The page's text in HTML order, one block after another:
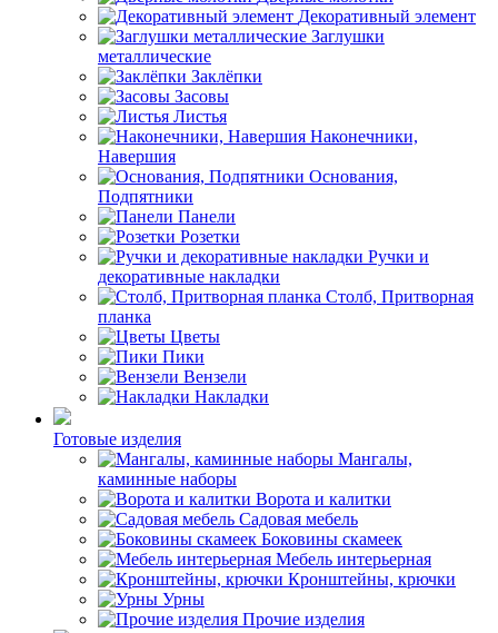
Декоративный элемент
Заглушки
металлические
Заклёпки
Засовы
Листья
Наконечники,
Навершия
Основания,
Подпятники
Панели
Розетки
Ручки и
декоративные накладки
Столб, Притворная
планка
Цветы
Пики
Вензели
Накладки
Готовые изделия
Мангалы,
каминные наборы
Ворота и калитки
Садовая мебель
Боковины скамеек
Мебель интерьерная
Кронштейны, крючки
Урны
Прочие изделия